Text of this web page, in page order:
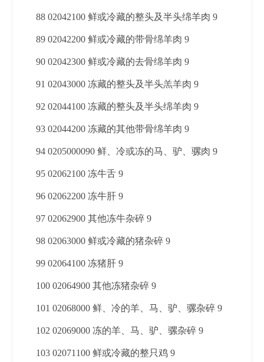
88 02042100 鲜或冷藏的整头及半头绵羊肉 9
89 02042200 鲜或冷藏的带骨绵羊肉 9
90 02042300 鲜或冷藏的去骨绵羊肉 9
91 02043000 冻藏的整头及半头羔羊肉 9
92 02044100 冻藏的整头及半头绵羊肉 9
93 02044200 冻藏的其他带骨绵羊肉 9
94 0205000090 鲜、冷或冻的马、驴、骡肉 9
95 02062100 冻牛舌 9
96 02062200 冻牛肝 9
97 02062900 其他冻牛杂碎 9
98 02063000 鲜或冷藏的猪杂碎 9
99 02064100 冻猪肝 9
100 02064900 其他冻猪杂碎 9
101 02068000 鲜、冷的羊、马、驴、骡杂碎 9
102 02069000 冻的羊、马、驴、骡杂碎 9
103 02071100 鲜或冷藏的整只鸡 9